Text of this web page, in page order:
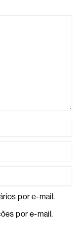
por e-mail.
por e-mail.